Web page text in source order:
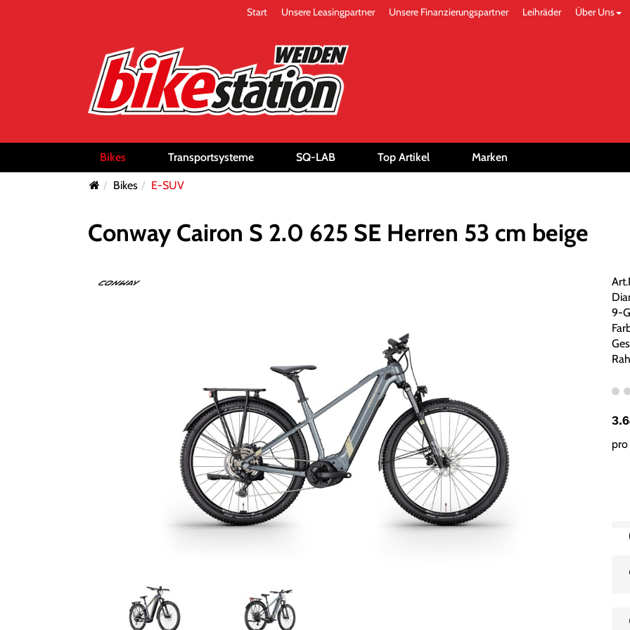
Start Unsere Leasingpartner Unsere Finanzierungspartner Leihräder Über Uns
Bikes Transportsysteme SQ-LAB Top Artikel Marken
Bikes E-SUV
Conway Cairon S 2.0 625 SE Herren 53 cm beige
9-
pro